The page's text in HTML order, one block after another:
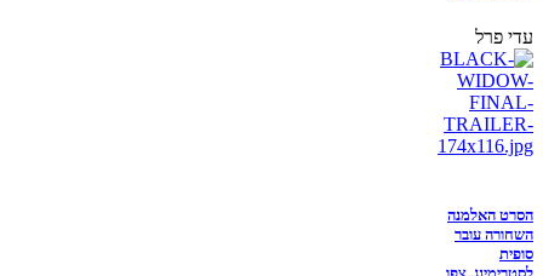
עדי פרל
הסרט האלמנה
השחורה עובר
סופית